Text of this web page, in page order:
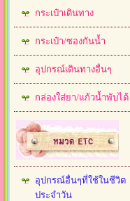
กระเป๋าเดินทาง
กระเป๋า/ซองกันน้ำ
อุปกรณ์เดินทางอื่นๆ
กล่องใส่ยา/แก้วน้ำพับได้
อุปกรณ์อื่นๆที่ใช้ในชีวิต
ประจำวัน